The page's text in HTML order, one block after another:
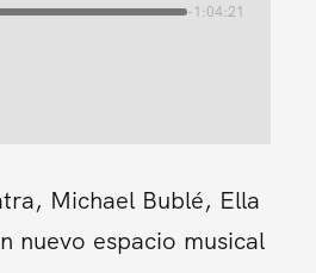
-1:04:21
Michael Bublé, Ella
nuevo espacio musical